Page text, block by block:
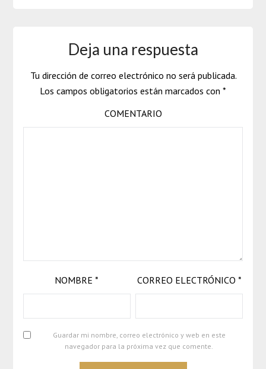
Deja una respuesta
Tu dirección de correo electrónico no será publicada.
Los campos obligatorios están marcados con *
COMENTARIO
NOMBRE* CORREO ELECTRÓNICO *
Guardar mi nombre, correo electrónico y web en este
navegador para la próxima vez que comente.